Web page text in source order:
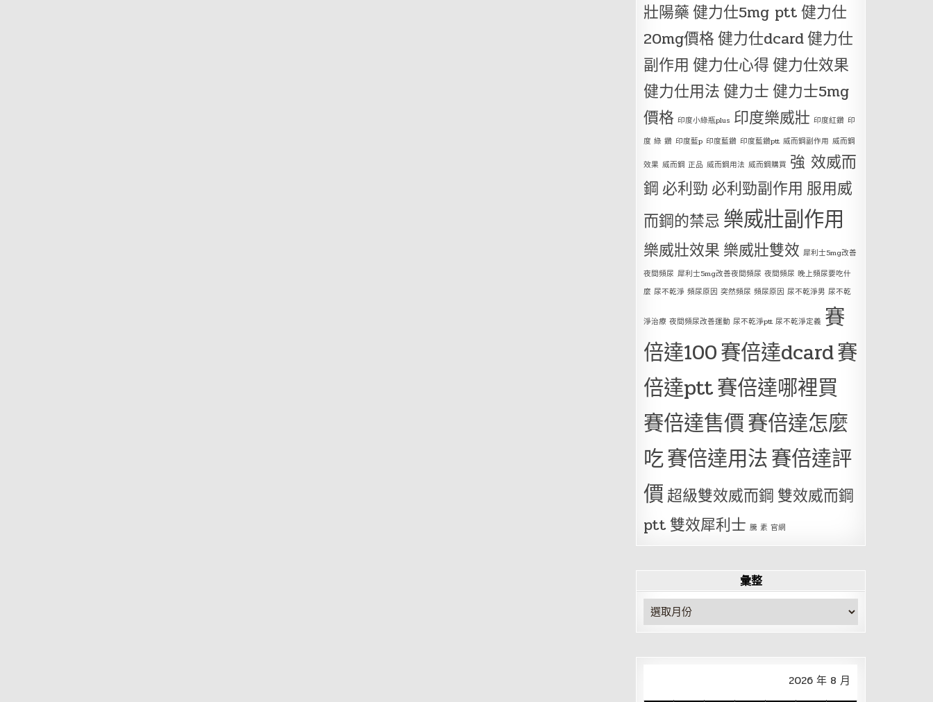
壯陽藥健力仕5mg ptt健力仕
20mg價格健力仕dcard健力仕
副作用 健力仕心得健力仕效果
健力仕用法健力士健力士5mg
價格 印度小綠瓶plus 印度樂威壯 印度紅鑽 印
度 綠 鑽 印度藍p 印度藍鑽 印度藍鑽ptt 威而鋼副作用 威而鋼
效果 威而鋼 正品 威而鋼用法 威而鋼購買 強 效威而
鋼 必利勁 必利勁副作用 服用威
而鋼的禁忌 樂威壯副作用
樂威壯效果 樂威壯雙效 犀利士5mg改善
夜間頻尿 犀利士5mg改善夜間頻尿 夜間頻尿 晚上頻尿要吃什
麼 尿不乾淨 頻尿原因 突然頻尿 頻尿原因 尿不乾淨男 尿不乾
淨治療 夜間頻尿改善運動 尿不乾淨ptt 尿不乾淨定義 賽
倍達100賽倍達dcard賽
倍達ptt賽倍達哪裡買
賽倍達售價賽倍達怎麼
吃賽倍達用法賽倍達評
價超級雙效威而鋼 雙效威而鋼
ptt 雙效犀利士 騰 素 官網
彙整
彙
整
2026 年 8 月